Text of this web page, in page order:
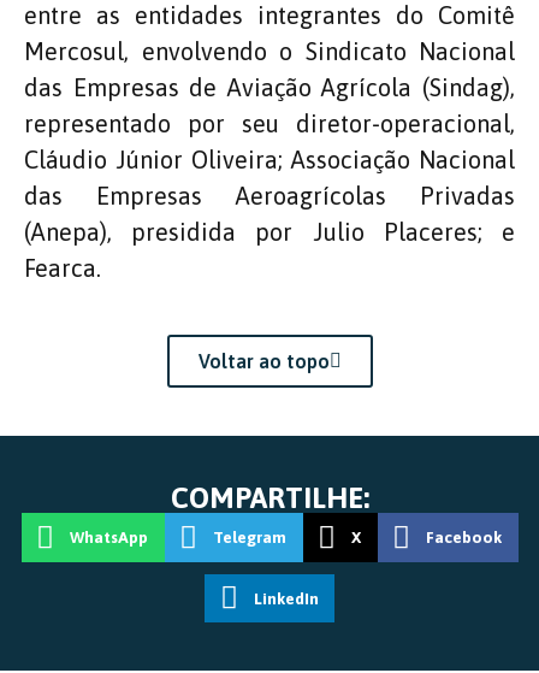
entre as entidades integrantes do Comitê
Mercosul, envolvendo o Sindicato Nacional
das Empresas de Aviação Agrícola (Sindag),
representado por seu diretor-operacional,
Cláudio Júnior Oliveira; Associação Nacional
das Empresas Aeroagrícolas Privadas
(Anepa), presidida por Julio Placeres; e
Fearca.
Voltar ao topo
COMPARTILHE:
WhatsApp Telegram X Facebook
LinkedIn